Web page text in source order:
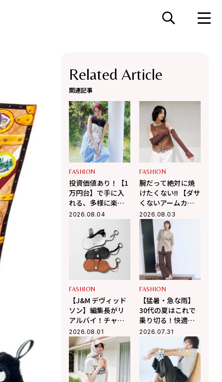
Related Article
関連記事
FASHION
投資価値あり！【1
万円台】で手に入
れる、多様に楽し
む大人の「最旬シ
2026.08.04
FASHION
腕だって絶対に焼
けたくない!! 【ダサ
くないアームカバ
ーのコーデ術3選】
2026.08.03
FASHION
【J&M デヴィッド
ソン】編集長がリ
アルバイ！チャー
ムにもなるメガネ
ケースがこの夏大
活躍の予感
2026.08.01
FASHION
【猛暑・急な雨】
30代の夏はこれで
乗り切る！快適さ
を味方にする「コ
2026.07.31